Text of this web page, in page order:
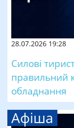
28.07.2026 19:28
Силові
правильний
обладнання
Афіша